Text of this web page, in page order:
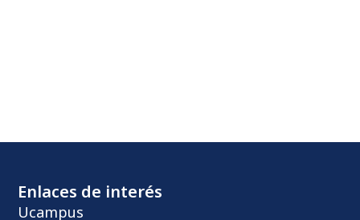
Enlaces de interés
Ucampus